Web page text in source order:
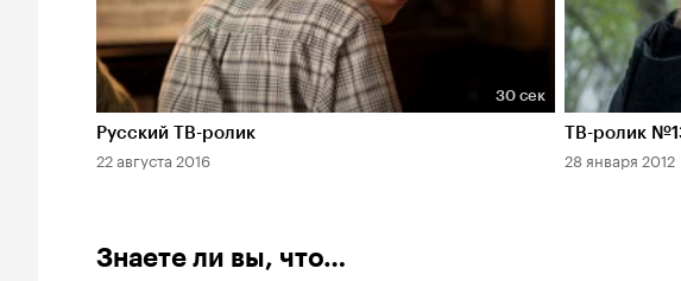
Длительность 30 сек
30 сек
Русский ТВ-ролик
22 августа 2016
ТВ-ролик
28 января 2012
Знаете ли вы, что…